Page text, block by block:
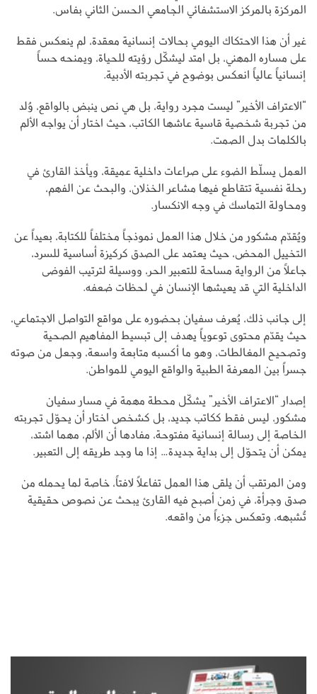
المركزة بالمركز الاستشفائي الجامعي الحسن الثاني بفاس.
غير أن هذا الاحتكاك اليومي بحالات إنسانية معقدة، لم ينعكس فقط
على مساره المهني، بل امتد ليشكّل رؤيته للحياة، ويمنحه حساً
إنسانياً عالياً انعكس بوضوح في تجربته الأدبية.
“الاعتراف الأخير” ليست مجرد رواية، بل هي نص ينبض بالواقع، وُلد
من تجربة شخصية قاسية عاشها الكاتب، حيث اختار أن يواجه الألم
بالكلمات بدل الصمت.
العمل يسلّط الضوء على صراعات داخلية عميقة، ويأخذ القارئ في
رحلة نفسية تتقاطع فيها مشاعر الخذلان، والبحث عن الفهم،
ومحاولة التماسك في وجه الانكسار.
ويُقدّم مشكور من خلال هذا العمل نموذجاً مختلفاً للكتابة، بعيداً عن
التخييل المحض، حيث يعتمد على الصدق كركيزة أساسية للسرد،
جاعلاً من الرواية مساحة للتعبير الحر، ووسيلة لترتيب الفوضى
الداخلية التي قد يعيشها الإنسان في لحظات ضعفه.
إلى جانب ذلك، يُعرف سفيان بحضوره على مواقع التواصل الاجتماعي،
حيث يقدّم محتوى توعوياً يهدف إلى تبسيط المفاهيم الصحية
وتصحيح المغالطات، وهو ما أكسبه متابعة واسعة، وجعل من صوته
جسراً بين المعرفة الطبية والواقع اليومي للمواطن.
إصدار “الاعتراف الأخير” يشكّل محطة مهمة في مسار سفيان
مشكور، ليس فقط ككاتب جديد، بل كشخص اختار أن يحوّل تجربته
الخاصة إلى رسالة إنسانية مفتوحة، مفادها أن الألم، مهما اشتد،
يمكن أن يتحوّل إلى بداية جديدة… إذا ما وجد طريقه إلى التعبير.
ومن المرتقب أن يلقى هذا العمل تفاعلاً لافتاً، خاصة لما يحمله من
صدق وجرأة، في زمن أصبح فيه القارئ يبحث عن نصوص حقيقية
تُشبهه، وتعكس جزءاً من واقعه.